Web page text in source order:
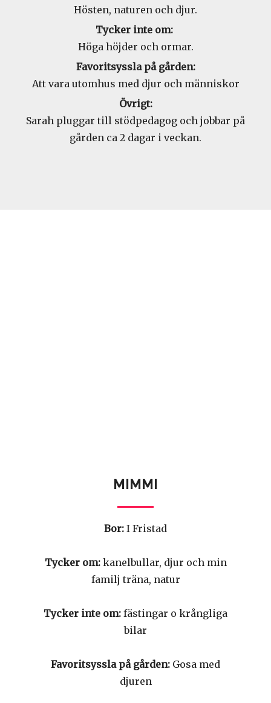
Hösten, naturen och djur.
Tycker inte om:
Höga höjder och ormar.
Favoritsyssla på gården:
Att vara utomhus med djur och människor
Övrigt:
Sarah pluggar till stödpedagog och jobbar på
gården ca 2 dagar i veckan.
MIMMI
Bor: I Fristad
Tycker om:kanelbullar, djur och min
familj träna, natur
Tycker inte om: fästingar o krångliga
bilar
Favoritsyssla på gården: Gosa med
djuren